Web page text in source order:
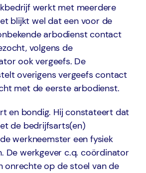
werkt met meerdere
blijkt wel dat een voor de
arbodienst contact
volgens de
ook vergeefs. De
overigens vergeefs contact
met de eerste arbodienst.
en bondig. Hij constateert dat
de bedrijfsarts(en)
werkneemster een fysiek
De werkgever c.q. coördinator
onrechte op de stoel van de